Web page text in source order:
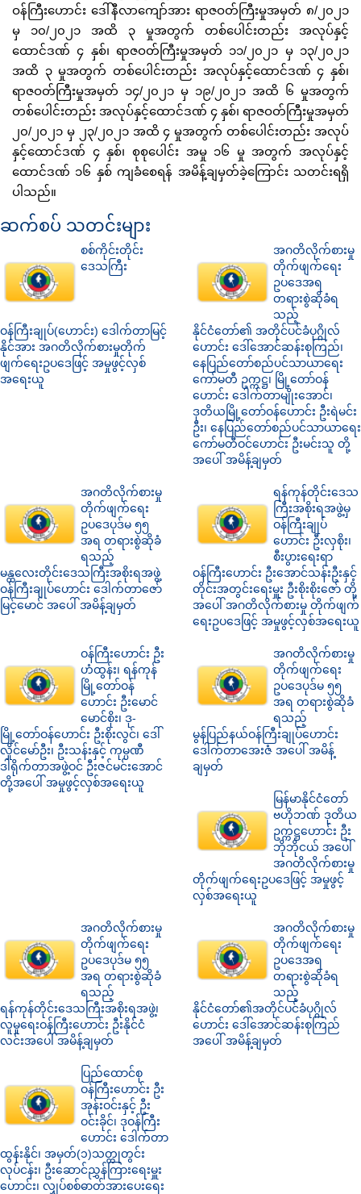
ဝန်ကြီးဟောင်း ဒေါ်နီလာကျော်အား ရာဇဝတ်ကြီးမှုအမှတ် ၈/၂၀၂၁
မှ ၁၀/၂၀၂၁ အထိ ၃ မှုအတွက် တစ်ပေါင်းတည်း အလုပ်နှင့်
ထောင်ဒဏ် ၄ နှစ်၊ ရာဇဝတ်ကြီးမှုအမှတ် ၁၁/၂၀၂၁ မှ ၁၃/၂၀၂၁
အထိ ၃ မှုအတွက် တစ်ပေါင်းတည်း အလုပ်နှင့်ထောင်ဒဏ် ၄ နှစ်၊
ရာဇဝတ်ကြီးမှုအမှတ် ၁၄/၂၀၂၁ မှ ၁၉/၂၀၂၁ အထိ ၆ မှုအတွက်
တစ်ပေါင်းတည်း အလုပ်နှင့်ထောင်ဒဏ် ၄ နှစ်၊ ရာဇဝတ်ကြီးမှုအမှတ်
၂၀/၂၀၂၁ မှ ၂၃/၂၀၂၁ အထိ ၄ မှုအတွက် တစ်ပေါင်းတည်း အလုပ်
နှင့်ထောင်ဒဏ် ၄ နှစ်၊ စုစုပေါင်း အမှု ၁၆ မှု အတွက် အလုပ်နှင့်
ထောင်ဒဏ် ၁၆ နှစ် ကျခံစေရန် အမိန့်ချမှတ်ခဲ့ကြောင်း သတင်းရရှိ
ပါသည်။
ဆက်စပ် သတင်းများ
စစ်ကိုင်းတိုင်း
ဒေသကြီး
ဝန်ကြီးချုပ်(ဟောင်း) ဒေါက်တာမြင့်
နိုင်အား အဂတိလိုက်စားမှုတိုက်
ဖျက်ရေးဥပဒေဖြင့် အမှုဖွင့်လှစ်
အရေးယူ
အဂတိလိုက်စားမှု
တိုက်ဖျက်ရေး
ဥပဒေအရ
တရားစွဲဆိုခံရ
သည့်
နိုင်ငံတော်၏ အတိုင်ပင်ခံပုဂ္ဂိုလ်
ဟောင်း ဒေါ်အောင်ဆန်းစုကြည်၊
နေပြည်တော်စည်ပင်သာယာရေး
ကော်မတီ ဥက္ကဋ္ဌ၊ မြို့တော်ဝန်
ဟောင်း ဒေါက်တာမျိုးအောင်၊
ဒုတိယမြို့တော်ဝန်ဟောင်း ဦးရဲမင်း
ဦး၊ နေပြည်တော်စည်ပင်သာယာရေး
ကော်မတီဝင်ဟောင်း ဦးမင်းသူ တို့
အပေါ် အမိန့်ချမှတ်
အဂတိလိုက်စားမှု
တိုက်ဖျက်ရေး
ဥပဒေပုဒ်မ ၅၅
အရ တရားစွဲဆိုခံ
ရသည့်
မန္တလေးတိုင်းဒေသကြီးအစိုးရအဖွဲ့
ဝန်ကြီးချုပ်ဟောင်း ဒေါက်တာဇော်
မြင့်မောင် အပေါ် အမိန့်ချမှတ်
ရန်ကုန်တိုင်းဒေသ
ကြီးအစိုးရအဖွဲ့မှ
ဝန်ကြီးချုပ်
ဟောင်း ဦးလှစိုး၊
စီးပွားရေးရာ
ဝန်ကြီးဟောင်း ဦးအောင်သန်းဦးနှင့်
တိုင်းအတွင်းရေးမှူး ဦးစိုးစိုးဇော် တို့
အပေါ် အဂတိလိုက်စားမှု တိုက်ဖျက်
ရေးဥပဒေဖြင့် အမှုဖွင့်လှစ်အရေးယူ
ဝန်ကြီးဟောင်း ဦး
ဟံထွန်း၊ ရန်ကုန်
မြို့တော်ဝန်
ဟောင်း ဦးမောင်
မောင်စိုး၊ ဒု-
မြို့တော်ဝန်ဟောင်း ဦးစိုးလွင်၊ ဒေါ်
လှိုင်မော်ဦး၊ ဦးသန်းနှင့် ကုမ္ပဏီ
ဒါရိုက်တာအဖွဲ့ဝင် ဦးဇင်မင်းအောင်
တို့အပေါ် အမှုဖွင့်လှစ်အရေးယူ
အဂတိလိုက်စားမှု
တိုက်ဖျက်ရေး
ဥပဒေပုဒ်မ ၅၅
အရ တရားစွဲဆိုခံ
ရသည့်
မွန်ပြည်နယ်ဝန်ကြီးချုပ်ဟောင်း
ဒေါက်တာအေးဇံ အပေါ် အမိန့်
ချမှတ်
မြန်မာနိုင်ငံတော်
ဗဟိုဘဏ် ဒုတိယ
ဥက္ကဋ္ဌဟောင်း ဦး
ဘိုဘိုငယ် အပေါ်
အဂတိလိုက်စားမှု
တိုက်ဖျက်ရေးဥပဒေဖြင့် အမှုဖွင့်
လှစ်အရေးယူ
အဂတိလိုက်စားမှု
တိုက်ဖျက်ရေး
ဥပဒေပုဒ်မ ၅၅
အရ တရားစွဲဆိုခံ
ရသည့်
ရန်ကုန်တိုင်းဒေသကြီးအစိုးရအဖွဲ့၊
လူမှုရေးဝန်ကြီးဟောင်း ဦးနိုင်ငံ
လင်းအပေါ် အမိန့်ချမှတ်
အဂတိလိုက်စားမှု
တိုက်ဖျက်ရေး
ဥပဒေအရ
တရားစွဲဆိုခံရ
သည့်
နိုင်ငံတော်၏အတိုင်ပင်ခံပုဂ္ဂိုလ်
ဟောင်း ဒေါ်အောင်ဆန်းစုကြည်
အပေါ် အမိန့်ချမှတ်
ပြည်ထောင်စု
ဝန်ကြီးဟောင်း ဦး
အုန်းဝင်းနှင့် ဦး
ဝင်းခိုင်၊ ဒုဝန်ကြီး
ဟောင်း ဒေါက်တာ
ထွန်းနိုင်၊ အမှတ်(၁)သတ္တုတွင်း
လုပ်ငန်း၊ ဦးဆောင်ညွှန်ကြားရေးမှူး
ဟောင်း၊ လျှပ်စစ်ဓာတ်အားပေးရေး